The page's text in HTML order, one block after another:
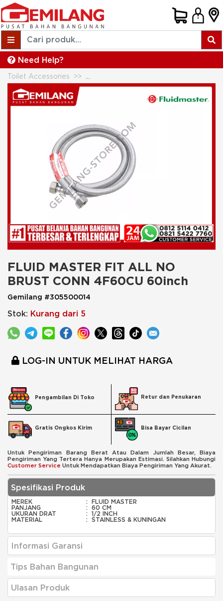
Need Help?
Toilet Accessories
FLUID MASTER FIT ALL NO
BRUST CONN 4F60CU 60inch
Gemilang #305500014
Stok: Kurang dari 5
LOG-IN UNTUK MELIHAT HARGA
Pengambilan Di Toko Retur dan Penukaran
Gratis Ongkos Kirim Bisa Bayar Cicilan
Untuk Pengiriman Barang Berat Atau Dalam Jumlah Besar, Biaya
Pengiriman Yang Tertera Hanya Merupakan Estimasi. Silahkan Hubungi
Customer Service Untuk Mendapatkan Biaya Pengiriman Yang Akurat.
Spesifikasi Produk
MEREK : FLUID MASTER
PANJANG
: 60 CM
UKURAN DRAT
: 1/2 INCH
MATERIAL
: STAINLESS & KUNINGAN
Informasi Garansi
Tips Bahan Bangunan
Ulasan Produk